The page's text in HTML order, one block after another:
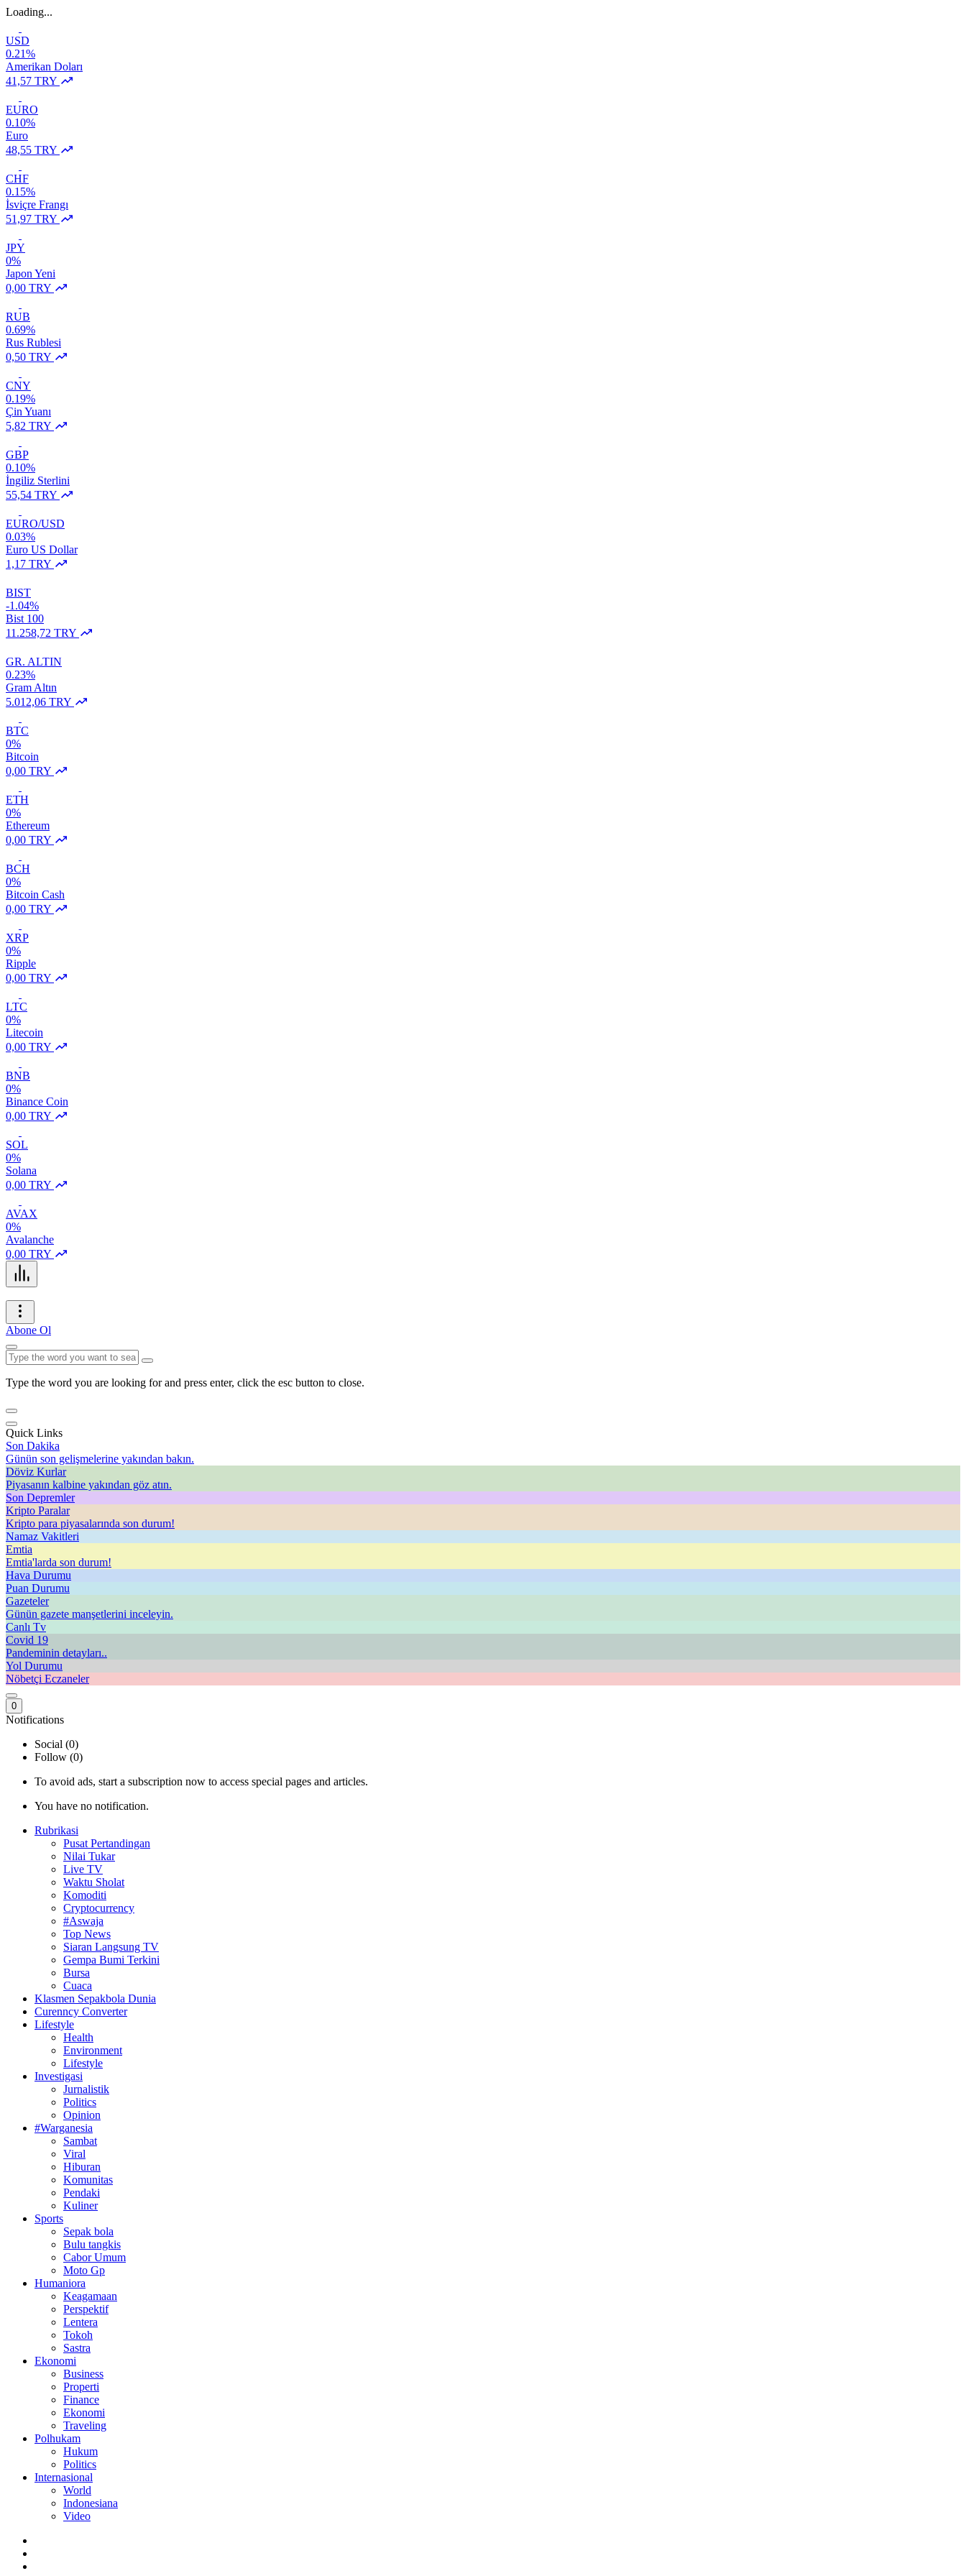
Loading...
USD
0.21%
Amerikan Doları
41,57 TRY
EURO
0.10%
Euro
48,55 TRY
CHF
0.15%
İsviçre Frangı
51,97 TRY
JPY
0%
Japon Yeni
0,00 TRY
RUB
0.69%
Rus Rublesi
0,50 TRY
CNY
0.19%
Çin Yuanı
5,82 TRY
GBP
0.10%
İngiliz Sterlini
55,54 TRY
EURO/USD
0.03%
Euro US Dollar
1,17 TRY
BIST
-1.04%
Bist 100
11.258,72 TRY
GR. ALTIN
0.23%
Gram Altın
5.012,06 TRY
BTC
0%
Bitcoin
0,00 TRY
ETH
0%
Ethereum
0,00 TRY
BCH
0%
Bitcoin Cash
0,00 TRY
XRP
0%
Ripple
0,00 TRY
LTC
0%
Litecoin
0,00 TRY
BNB
0%
Binance Coin
0,00 TRY
SOL
0%
Solana
0,00 TRY
AVAX
0%
Avalanche
0,00 TRY
Abone Ol
Type the word you are looking for and press enter, click the esc button to close.
Quick Links
Son Dakika
Günün son gelişmelerine yakından bakın.
Döviz Kurlar
Piyasanın kalbine yakından göz atın.
Son Depremler
Kripto Paralar
Kripto para piyasalarında son durum!
Namaz Vakitleri
Emtia
Emtia'larda son durum!
Hava Durumu
Puan Durumu
Gazeteler
Günün gazete manşetlerini inceleyin.
Canlı Tv
Covid 19
Pandeminin detayları..
Yol Durumu
Nöbetçi Eczaneler
0
Notifications
Social (0)
Follow (0)
To avoid ads, start a subscription now to access special pages and articles.
You have no notification.
Rubrikasi
Pusat Pertandingan
Nilai Tukar
Live TV
Waktu Sholat
Komoditi
Cryptocurrency
#Aswaja
Top News
Siaran Langsung TV
Gempa Bumi Terkini
Bursa
Cuaca
Klasmen Sepakbola Dunia
Curenncy Converter
Lifestyle
Health
Environment
Lifestyle
Investigasi
Jurnalistik
Politics
Opinion
#Warganesia
Sambat
Viral
Hiburan
Komunitas
Pendaki
Kuliner
Sports
Sepak bola
Bulu tangkis
Cabor Umum
Moto Gp
Humaniora
Keagamaan
Perspektif
Lentera
Tokoh
Sastra
Ekonomi
Business
Properti
Finance
Ekonomi
Traveling
Polhukam
Hukum
Politics
Internasional
World
Indonesiana
Video